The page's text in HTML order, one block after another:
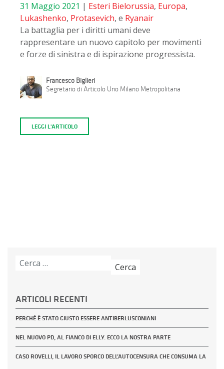
31 Maggio 2021 | Esteri Bielorussia, Europa,
Lukashenko, Protasevich, e Ryanair
La battaglia per i diritti umani deve
rappresentare un nuovo capitolo per movimenti
e forze di sinistra e di ispirazione progressista.
Francesco Biglieri
Segretario di Articolo Uno Milano Metropolitana
LEGGI L'ARTICOLO
Ricerca
ARTICOLI RECENTI
PERCHÉ È STATO GIUSTO ESSERE ANTIBERLUSCONIANI
NEL NUOVO PD, AL FIANCO DI ELLY. ECCO LA NOSTRA PARTE
CASO ROVELLI, IL LAVORO SPORCO DELL’AUTOCENSURA CHE CONSUMA LA